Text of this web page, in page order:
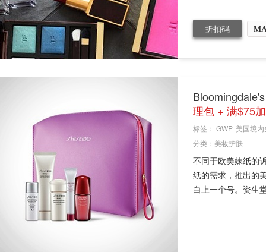
折扣码
理包 + 满$75
标签： GWP 美国境
分类： 美妆护肤
不同于欧美妹纸的
纸的需求，推出的
白上一个号。资生